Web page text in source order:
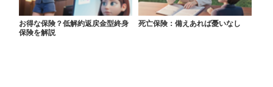
お得な保険？低解約返戻金型終身
保険を解説
死亡保険：備えあれば憂いなし